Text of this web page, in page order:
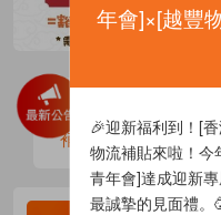
🎉迎新福利到！[
補貼來啦！
年會]×[越豐
🎉迎新福利到！[
物流補貼來啦！今
青年會]達成迎新
最誠摯的見面禮。